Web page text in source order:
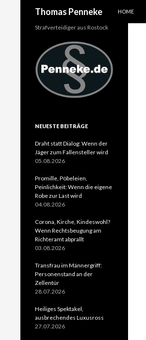
Thomas Penneke
HOME
Strafverteidiger aus Rostock
NEUESTE BEITRÄGE
Draht statt Dialog: Wenn der
Jäger zum Fallensteller wird
05.08.2026
Promille, Pöbeleien,
Peinlichkeit: Wenn die eigene
Robe zur Last wird
04.08.2026
Corona, Kirche, Kindeswohl?
Wenn Rechtsbeugung am
Richteramt abprallt
03.08.2026
Transfrau im Männergriff:
Personenstand an der
Zellentür
28.07.2026
Heiliges Spektakel,
ausbrechendes Luxusross
27.07.2026